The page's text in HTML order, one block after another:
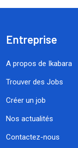
Entreprise
A propos de Ikabara
Trouver des Jobs
Créer un job
Nos actualités
Contactez-nous